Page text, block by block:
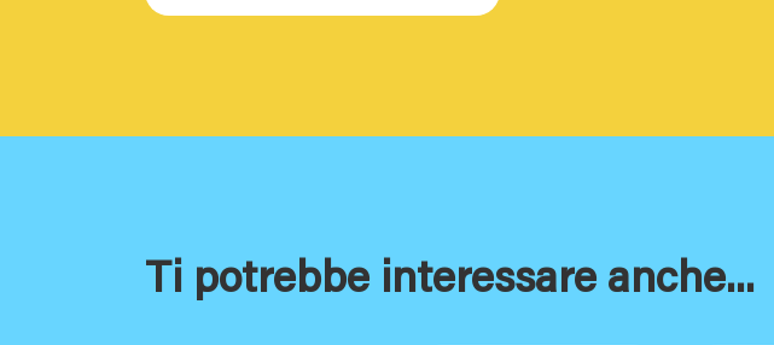
Ti potrebbe interessare anche...